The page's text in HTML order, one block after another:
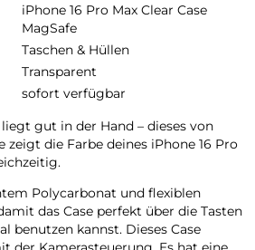
iPhone 16 Pro Max Clear Case
MagSafe
Taschen & Hüllen
Transparent
sofort verfügbar
gut in der Hand – dieses von
zeigt die Farbe deines iPhone 16 Pro
Poly­carbonat und flexiblen
das Case perfekt über die Tasten
benutzen kannst. Dieses Case